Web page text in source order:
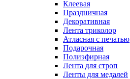
Клеевая
Праздничная
Декоративная
Лента триколор
Атласная с печатью
Подарочная
Полиэфирная
Лента для строп
Ленты для медалей